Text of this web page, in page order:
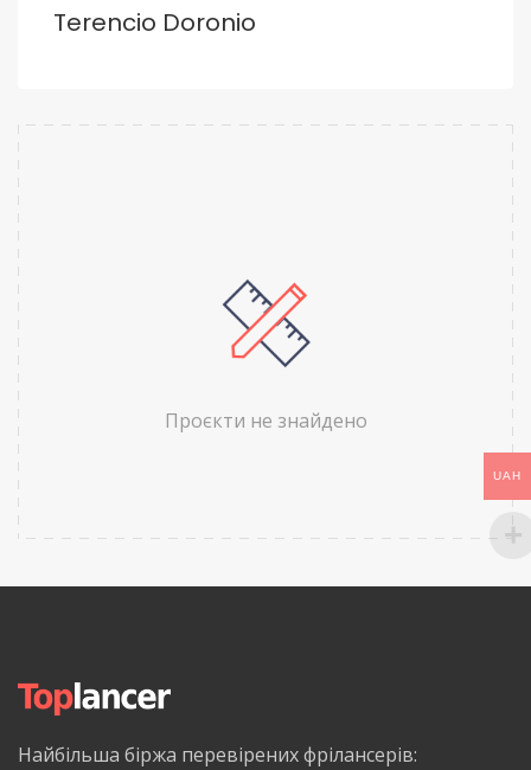
Terencio Doronio
Проєкти не знайдено
Найбільша біржа перевірених фрілансерів:
UAH